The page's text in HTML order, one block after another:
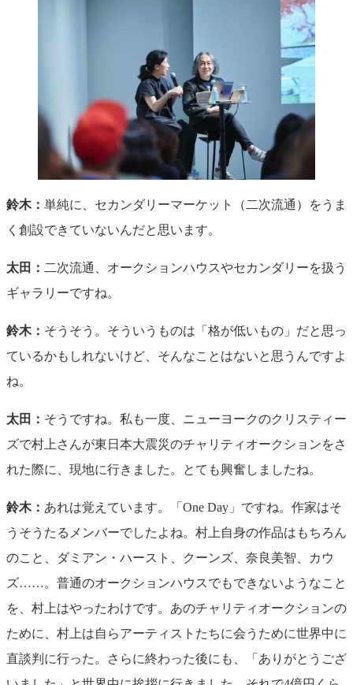
鈴木： 単純に、セカンダリーマーケット（二次流通）をうま
く創設できていないんだと思います。
太田： 二次流通、オークションハウスやセカンダリーを扱う
ギャラリーですね。
鈴木： そうそう。そういうものは「格が低いもの」だと思っ
ているかもしれないけど、そんなことはないと思うんですよ
ね。
太田： そうですね。私も一度、ニューヨークのクリスティー
ズで村上さんが東日本大震災のチャリティオークションをさ
れた際に、現地に行きました。とても興奮しましたね。
鈴木： あれは覚えています。「One Day」ですね。作家はそ
うそうたるメンバーでしたよね。村上自身の作品はもちろん
のこと、ダミアン・ハースト、クーンズ、奈良美智、カウ
ズ……。普通のオークションハウスでもできないようなこと
を、村上はやったわけです。あのチャリティオークションの
ために、村上は自らアーティストたちに会うために世界中に
直談判に行った。さらに終わった後にも、「ありがとうござ